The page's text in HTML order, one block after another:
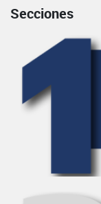
Secciones